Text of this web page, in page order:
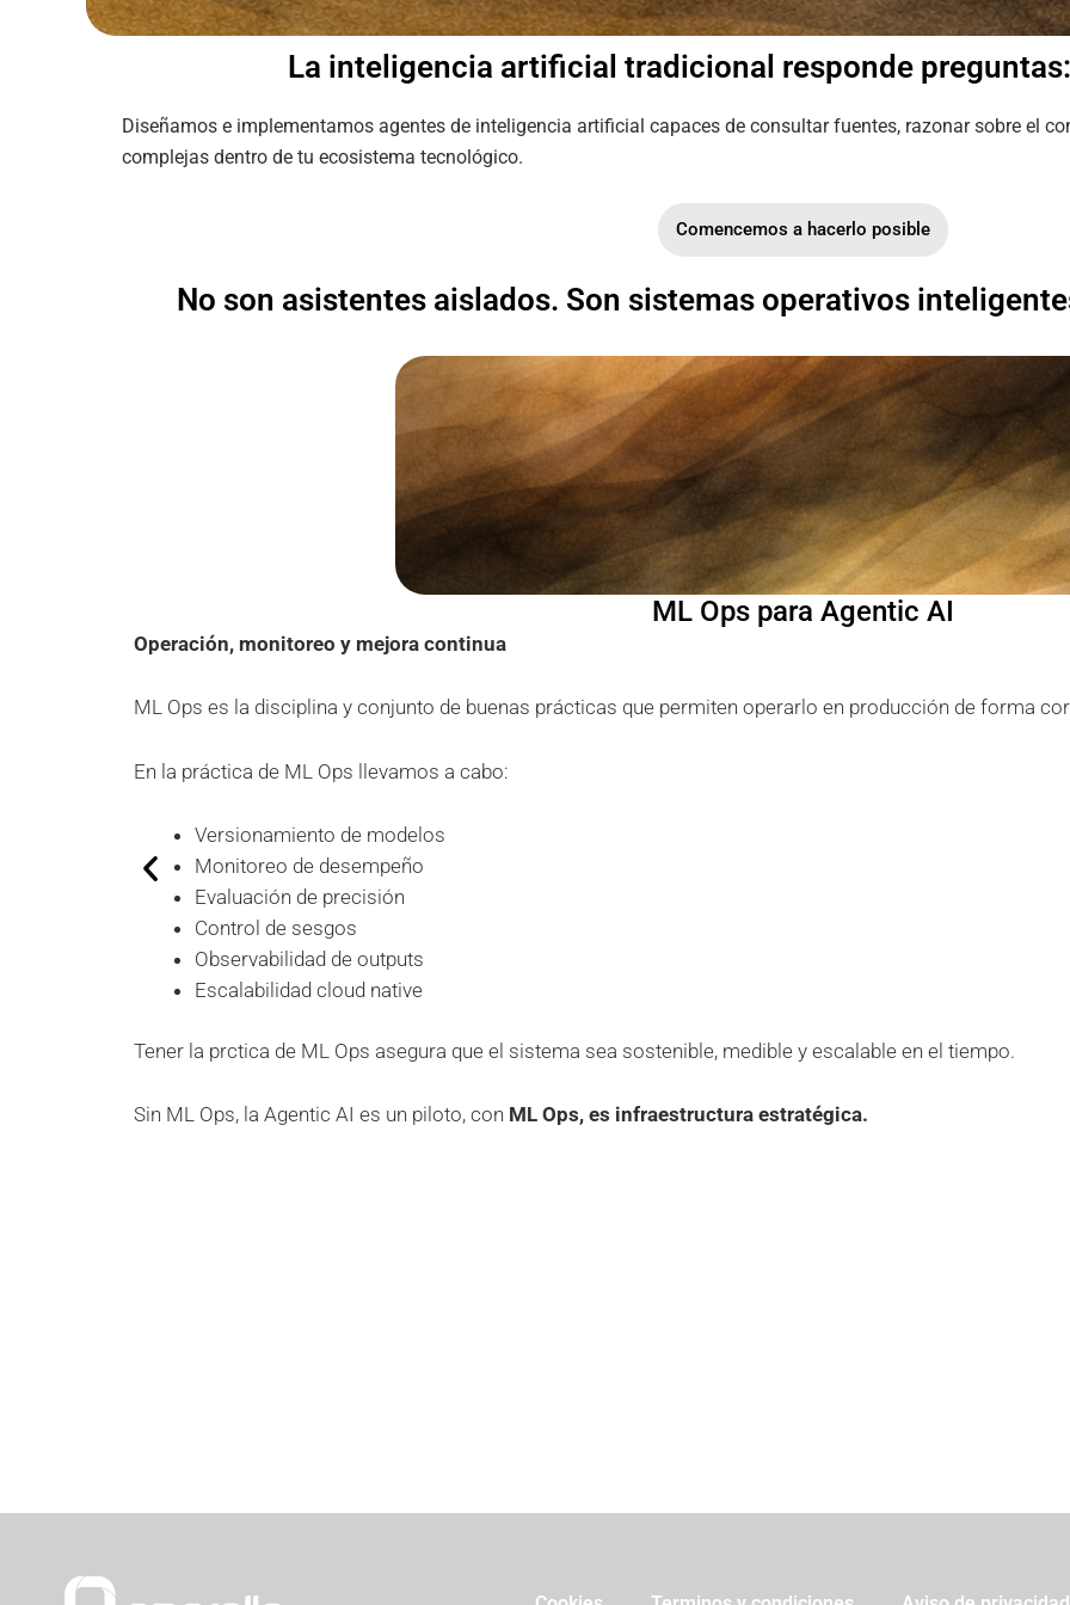
La inteligencia artificial tradicional responde
Diseñamos e implementamos agentes de inteligencia artificial capaces de consultar fuentes, razonar sobre el
complejas dentro de tu ecosistema tecnológico.
Comencemos a hacerlo posible
No son asistentes aislados. Son sistemas operativos
ML Ops para Agentic AI
Operación, monitoreo y mejora continua
ML Ops es la disciplina y conjunto de buenas prácticas que permiten operarlo en producción de forma
En la práctica de ML Ops llevamos a cabo:
Versionamiento de modelos
Monitoreo de desempeño
Evaluación de precisión
Control de sesgos
Observabilidad de outputs
Escalabilidad cloud native
Tener la prctica de ML Ops asegura que el sistema sea sostenible, medible y escalable en el tiempo.
Sin ML Ops, la Agentic AI es un piloto, con ML Ops, es infraestructura estratégica.